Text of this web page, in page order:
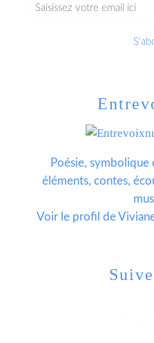
Poésie,
éléments, contes,
Voir le profil de